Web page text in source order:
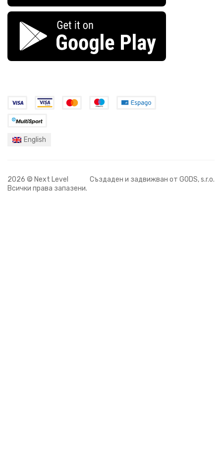
English
2026 © Next Level
Всички права запазени.
Създаден и задвижван от GODS, s.r.o.